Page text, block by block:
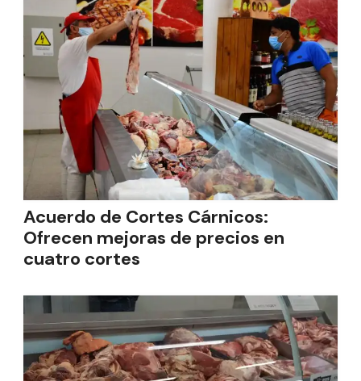
Acuerdo de Cortes Cárnicos:
Ofrecen mejoras de precios en
cuatro cortes